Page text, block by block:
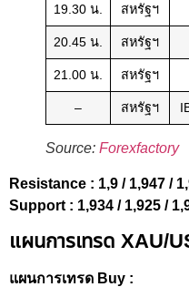
19.30 น. สหรัฐฯ
20.45 น. สหรัฐฯ
21.00 น. สหรัฐฯ
– สหรัฐฯ
Source: Forexfactory
Resistance : 1,9 / 1,947 /
Support : 1,934 / 1,925 /
แผนการเทรด XAU/
แผนการเทรด Buy :